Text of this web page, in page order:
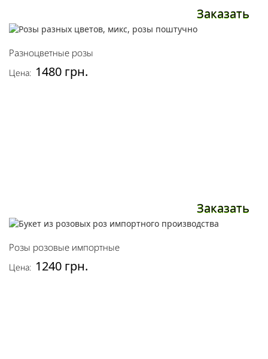
Заказать
Разноцветные розы
Цена: 1480 грн.
Заказать
Розы розовые импортные
Цена: 1240 грн.